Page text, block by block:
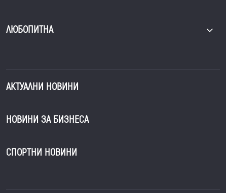
ЛЮБОПИТНА
АКТУАЛНИ НОВИНИ
НОВИНИ ЗА БИЗНЕСА
СПОРТНИ НОВИНИ